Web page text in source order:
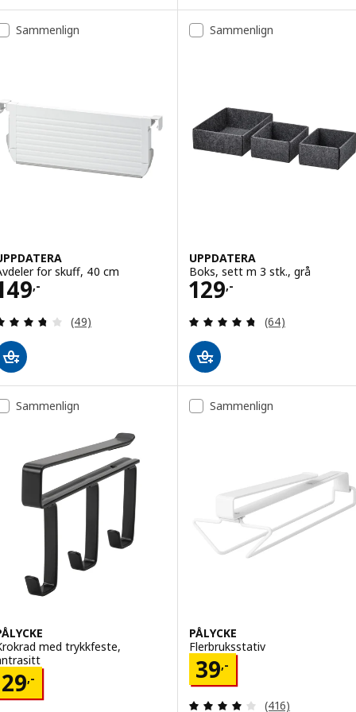
Sammenlign
for skuff, 40 cm
,-
149,-
Gjennomgang: 3.7 av 5 stjerner. Samlede
(49)
Sammenlign
UPPDATERA
Boks, sett m 3 stk., grå
129,-
Pris 129,-
Gjennomgang:
(64)
Sammenlign
med trykkfeste,
29,-29,-
Sammenlign
PÅLYCKE
Flerbruksstativ
39,-
Pris 39,-
Gjennomgang:
(416)